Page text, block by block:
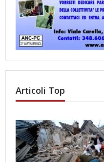
Articoli Top